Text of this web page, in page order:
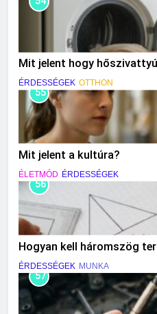
Mit jelent hogy
ÉRDESSÉGEK OTTHON
55
Mit jelent a kultúra?
ÉLETMÓD ÉRDESSÉGEK
56
Hogyan kell háromszög
ÉRDESSÉGEK MUNKA
57